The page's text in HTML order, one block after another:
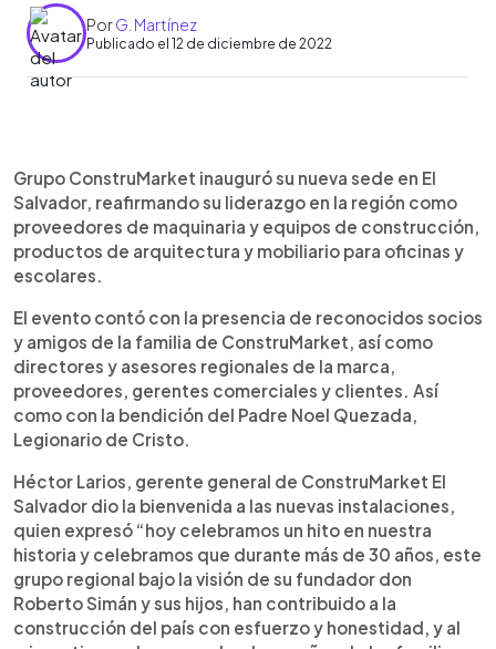
PorG. Martínez
Publicado el 12 de diciembre de 2022
► Escuchar artículo
Grupo ConstruMarket inauguró su nueva sede en El
Salvador, reafirmando su liderazgo en la región como
proveedores de maquinaria y equipos de construcción,
productos de arquitectura y mobiliario para oficinas y
escolares.
El evento contó con la presencia de reconocidos socios
y amigos de la familia de ConstruMarket, así como
directores y asesores regionales de la marca,
proveedores, gerentes comerciales y clientes. Así
como con la bendición del Padre Noel Quezada,
Legionario de Cristo.
Héctor Larios, gerente general de ConstruMarket El
Salvador dio la bienvenida a las nuevas instalaciones,
quien expresó “hoy celebramos un hito en nuestra
historia y celebramos que durante más de 30 años, este
grupo regional bajo la visión de su fundador don
Roberto Simán y sus hijos, han contribuido a la
construcción del país con esfuerzo y honestidad, y al